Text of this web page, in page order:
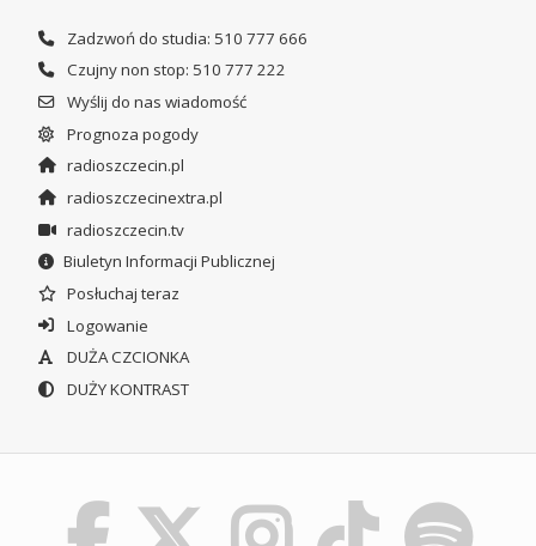
Zadzwoń do studia: 510 777 666
Czujny non stop: 510 777 222
Wyślij do nas wiadomość
Prognoza pogody
radioszczecin.pl
radioszczecinextra.pl
radioszczecin.tv
Biuletyn Informacji Publicznej
Posłuchaj teraz
Logowanie
DUŻA CZCIONKA
DUŻY KONTRAST